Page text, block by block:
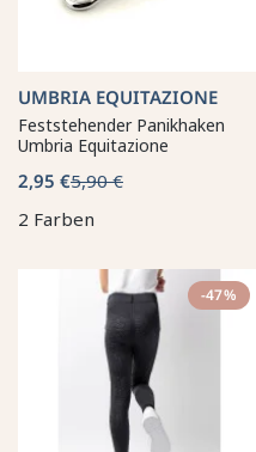
UMBRIA EQUITAZIONE
Feststehender Panikhaken
Umbria Equitazione
2,95 €5,90 €
2 Farben
-47%